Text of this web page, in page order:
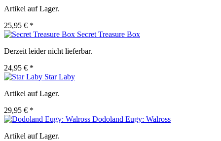
Artikel auf Lager.
25,95 € *
Secret Treasure Box
Derzeit leider nicht lieferbar.
24,95 € *
Star Laby
Artikel auf Lager.
29,95 € *
Dodoland Eugy: Walross
Artikel auf Lager.